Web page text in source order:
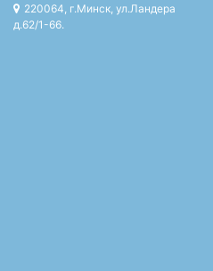
220064, г.Минск, ул.Ландера
д.62/1-66.